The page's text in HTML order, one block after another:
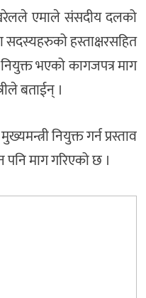
एमाले संसदीय दलको
हस्ताक्षरसहित
भएको कागजपत्र माग
बताईन् ।
नियुक्त गर्न प्रस्ताव
पनि माग गरिएको छ ।